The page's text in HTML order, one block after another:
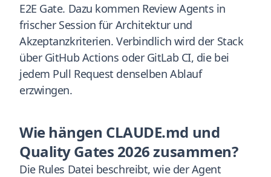
E2E Gate. Dazu kommen Review Agents in
frischer Session für Architektur und
Akzeptanzkriterien. Verbindlich wird der Stack
über GitHub Actions oder GitLab CI, die bei
jedem Pull Request denselben Ablauf
erzwingen.
Wie hängen CLAUDE.md und
Quality Gates 2026 zusammen?
Die Rules Datei beschreibt, wie der Agent